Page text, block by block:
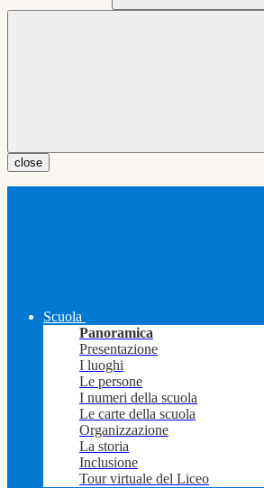
close
Scuola
Panoramica
Presentazione
I luoghi
Le persone
I numeri della scuola
Le carte della scuola
Organizzazione
La storia
Inclusione
Tour virtuale del Liceo